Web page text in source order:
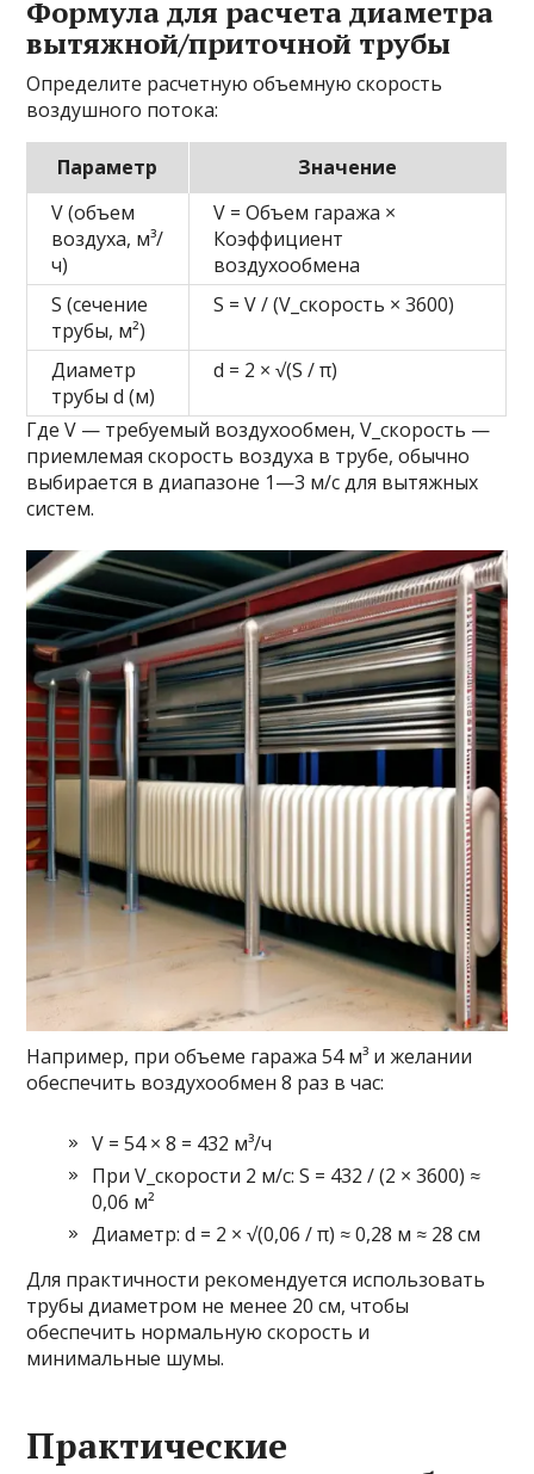
Формула для расчета диаметра
вытяжной/приточной трубы
Определите расчетную объемную скорость
воздушного потока:
Параметр
Значение
V (объем
воздуха, м³/
ч)
V = Объем гаража ×
Коэффициент
воздухообмена
S (сечение
трубы, м²)
S = V / (V_скорость × 3600)
Диаметр
трубы d (м)
d = 2 × √(S / π)
Где V — требуемый воздухообмен, V_скорость —
приемлемая скорость воздуха в трубе, обычно
выбирается в диапазоне 1—3 м/с для вытяжных
систем.
Например, при объеме гаража 54 м³ и желании
обеспечить воздухообмен 8 раз в час:
V = 54 × 8 = 432 м³/ч
При V_скорости 2 м/с: S = 432 / (2 × 3600) ≈
0,06 м²
Диаметр: d = 2 × √(0,06 / π) ≈ 0,28 м ≈ 28 см
Для практичности рекомендуется использовать
трубы диаметром не менее 20 см, чтобы
обеспечить нормальную скорость и
минимальные шумы.
Практические